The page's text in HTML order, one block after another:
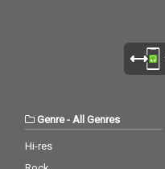
Genre-All Genres
Hi-res